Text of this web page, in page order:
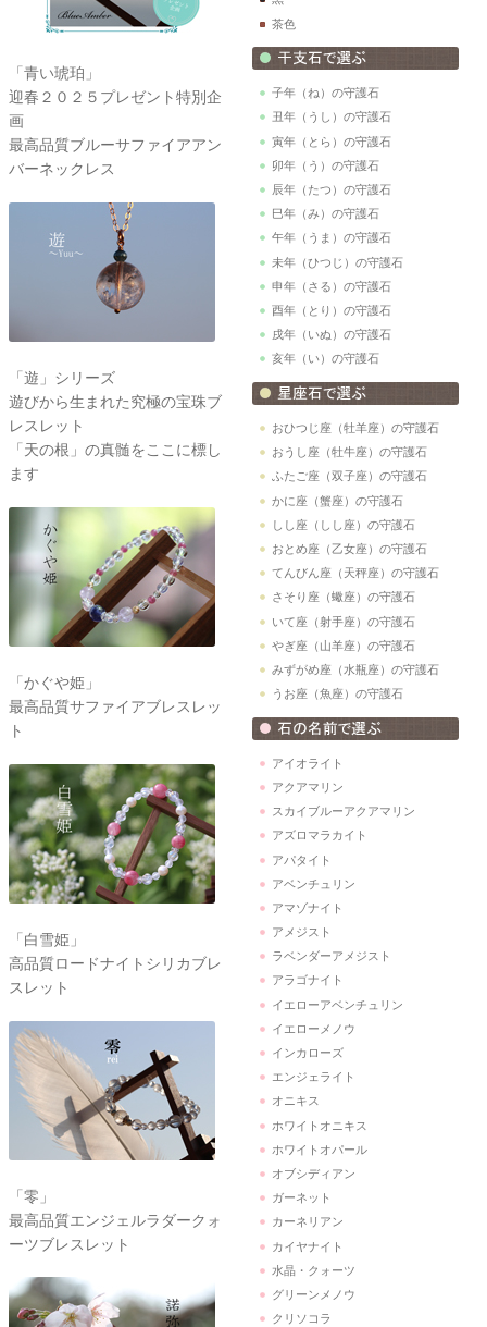
「青い琥珀」
迎春２０２５プレゼント特別企
画
最高品質ブルーサファイアアン
バーネックレス
「遊」シリーズ
遊びから生まれた究極の宝珠ブ
レスレット
「天の根」の真髄をここに標し
ます
「かぐや姫」
最高品質サファイアブレスレッ
ト
「白雪姫」
高品質ロードナイトシリカブレ
スレット
「零」
最高品質エンジェルラダークォ
ーツブレスレット
茶色
子年（ね）の守護石
丑年（うし）の守護石
寅年（とら）の守護石
卯年（う）の守護石
辰年（たつ）の守護石
巳年（み）の守護石
午年（うま）の守護石
未年（ひつじ）の守護石
申年（さる）の守護石
酉年（とり）の守護石
戌年（いぬ）の守護石
亥年（い）の守護石
おひつじ座（牡羊座）の守護石
おうし座（牡牛座）の守護石
ふたご座（双子座）の守護石
かに座（蟹座）の守護石
しし座（しし座）の守護石
おとめ座（乙女座）の守護石
てんびん座（天秤座）の守護石
さそり座（蠍座）の守護石
いて座（射手座）の守護石
やぎ座（山羊座）の守護石
みずがめ座（水瓶座）の守護石
うお座（魚座）の守護石
アイオライト
アクアマリン
スカイブルーアクアマリン
アズロマラカイト
アパタイト
アベンチュリン
アマゾナイト
アメジスト
ラベンダーアメジスト
アラゴナイト
イエローアベンチュリン
イエローメノウ
インカローズ
エンジェライト
オニキス
ホワイトオニキス
ホワイトオパール
オブシディアン
ガーネット
カーネリアン
カイヤナイト
水晶・クォーツ
グリーンメノウ
クリソコラ